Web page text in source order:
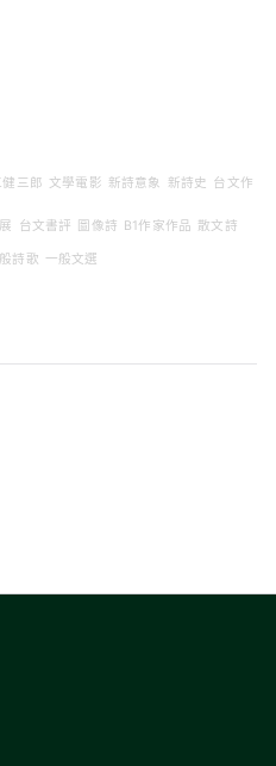
健三郎 文學電影 新詩意象 新詩史 台文作
台文書評 圖像詩 B1作家作品 散文詩
詩歌 一般文選